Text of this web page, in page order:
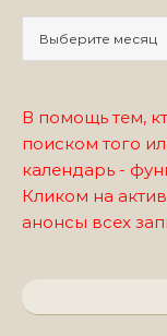
В помощь тем,
поиском того
календарь -
Кликом на
анонсы всех